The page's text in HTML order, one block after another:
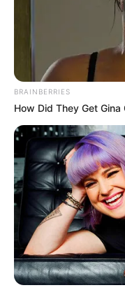
BRAINBERRIES
How Did They Get